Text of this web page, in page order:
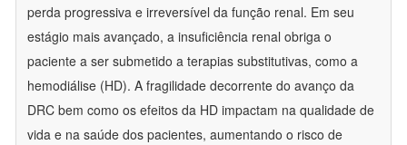
perda progressiva e irreversível da função renal. Em seu
estágio mais avançado, a insuficiência renal obriga o
paciente a ser submetido a terapias substitutivas, como a
hemodiálise (HD). A fragilidade decorrente do avanço da
DRC bem como os efeitos da HD impactam na qualidade de
vida e na saúde dos pacientes, aumentando o risco de